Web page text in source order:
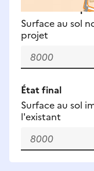
Nouveaux
Surface au sol
projet
État final
Surface au sol
l'existant